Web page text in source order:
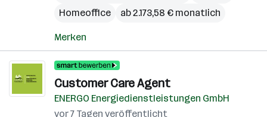
Homeoffice
ab 2.173,58 € monatlich
Merken
Customer Care Agent
ENERGO Energiedienstleistungen GmbH
vor 7 Tagen veröffentlicht